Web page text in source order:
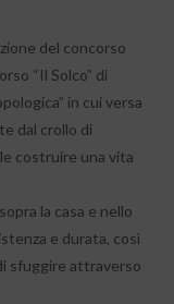
del concorso
“Il Solco” di
in cui versa
dal crollo di
costruire una vita
la casa e nello
e durata, così
sfuggire attraverso